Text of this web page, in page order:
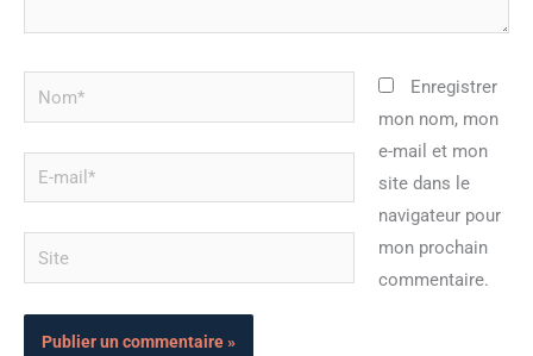
Nom*
mail*
Site
Enregistrer
mon nom, mon
e-mail et mon
site dans le
navigateur pour
mon prochain
commentaire.